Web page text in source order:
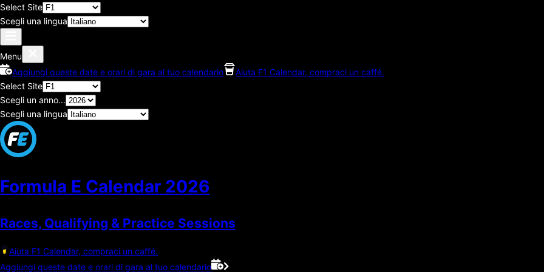
Select Site
Scegli una lingua
Menu
Aggiungi queste date e orari di gara al tuo calendario
Aiuta F1 Calendar, compraci un caffé.
Select Site
Scegli un anno...
Scegli una lingua
Formula E Calendar 2026
Races, Qualifying & Practice Sessions
Aiuta F1 Calendar, compraci un caffé.
Aggiungi queste date e orari di gara al tuo calendario